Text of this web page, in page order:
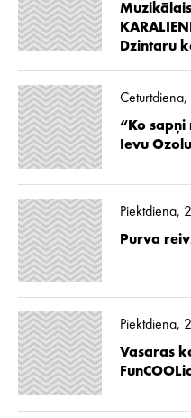
Dzintaru
Ceturtdiena,
“Ko sapņi
Ievu
Piektdiena,
Purva
Piektdiena,
Vasaras